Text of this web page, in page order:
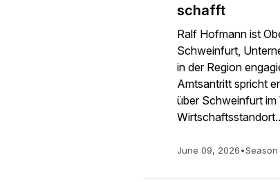
schafft
Ralf Hofmann ist
Schweinfurt,
in der Region
Amtsantritt spricht
über Schweinfurt im
June 09, 2026•Season